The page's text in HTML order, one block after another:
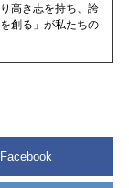
高き志を持ち、誇
創る」が私たちの
Facebook